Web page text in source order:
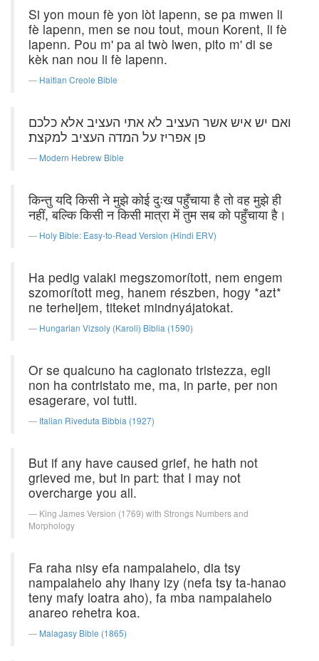
Si yon moun fè yon lòt lapenn, se pa mwen li
fè lapenn, men se nou tout, moun Korent, li fè
lapenn. Pou m' pa al twò lwen, pito m' di se
kèk nan nou li fè lapenn.
Haitian Creole Bible
ואם יש איש אשר העציב לא אתי העציב אלא כלכם
פן אפריז על המדה העציב למקצת׃
Modern Hebrew Bible
किन्तु यदि किसी ने मुझे कोई दुःख पहुँचाया है तो वह मुझे ही
नहीं, बल्कि किसी न किसी मात्रा में तुम सब को पहुँचाया है।
Holy Bible: Easy-to-Read Version (Hindi ERV)
Ha pedig valaki megszomorított, nem engem
szomorított meg, hanem részben, hogy *azt*
ne terheljem, titeket mindnyájatokat.
Hungarian Vizsoly (Karoli) Biblia (1590)
Or se qualcuno ha cagionato tristezza, egli
non ha contristato me, ma, in parte, per non
esagerare, voi tutti.
Italian Riveduta Bibbia (1927)
But if any have caused grief, he hath not
grieved me, but in part: that I may not
overcharge you all.
King James Version (1769) with Strongs Numbers and
Morphology
Fa raha nisy efa nampalahelo, dia tsy
nampalahelo ahy ihany izy (nefa tsy ta-hanao
teny mafy loatra aho), fa mba nampalahelo
anareo rehetra koa.
Malagasy Bible (1865)